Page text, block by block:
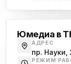
ю пр.
Юмедиа в
АДРЕС
пр. Науки,
РЕЖИМ